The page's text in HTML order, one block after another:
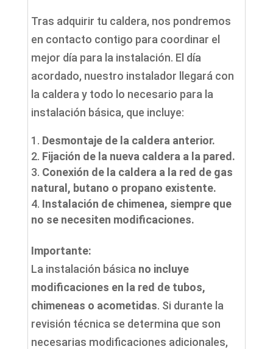
Tras adquirir tu caldera, nos pondremos
en contacto contigo para coordinar el
mejor día para la instalación. El día
acordado, nuestro instalador llegará con
la caldera y todo lo necesario para la
instalación básica, que incluye:
Desmontaje de la caldera anterior.
Fijación de la nueva caldera a la pared.
Conexión de la caldera a la red de gas
natural, butano o propano existente.
Instalación de chimenea, siempre que
no se necesiten modificaciones.
Importante:
La instalación básica no incluye
modificaciones en la red de tubos,
chimeneas o acometidas. Si durante la
revisión técnica se determina que son
necesarias modificaciones adicionales,